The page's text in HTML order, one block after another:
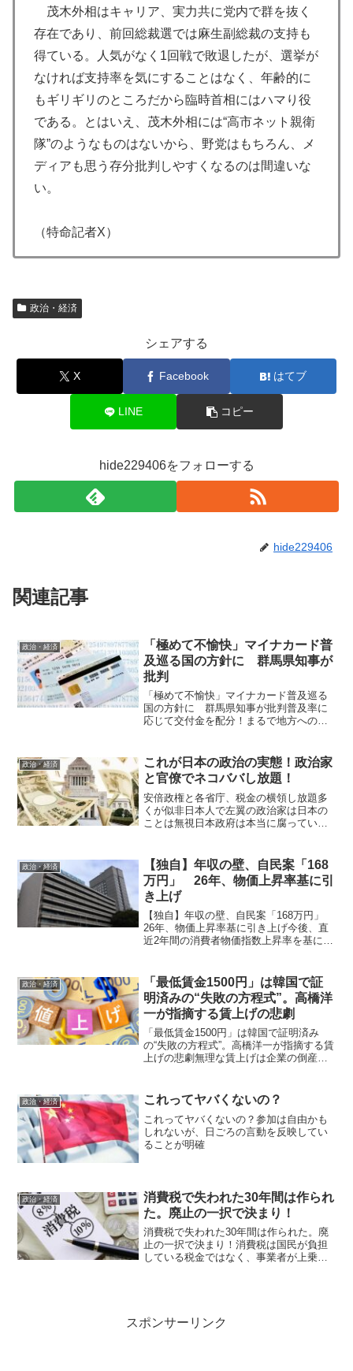
茂木外相はキャリア、実力共に党内で群を抜く
存在であり、前回総裁選では麻生副総裁の支持も
得ている。人気がなく1回戦で敗退したが、選挙が
なければ支持率を気にすることはなく、年齢的に
もギリギリのところだから臨時首相にはハマり役
である。とはいえ、茂木外相には“高市ネット親衛
隊”のようなものはないから、野党はもちろん、メ
ディアも思う存分批判しやすくなるのは間違いな
い。
（特命記者X）
政治・経済
シェアする
X Facebook はてブ
LINE コピー
hide229406をフォローする
hide229406
関連記事
政治・経済
「極めて不愉快」マイナカード普
及巡る国の方針に 群馬県知事が
批判
「極めて不愉快」マイナカード普及巡る
国の方針に 群馬県知事が批判普及率に
応じて交付金を配分！まるで地方への恫
に応じて交付金の配分を検討していると
の一部報道について、群馬...
政治・経済
これが日本の政治の実態！政治家
と官僚でネコババし放題！
安倍政権と各省庁、税金の横領し放題多
くが似非日本人で左翼の政治家は日本の
ことは無視日本政府は本当に腐っていま
守るのではなく自分たちの富と権力を守
るために税金を横領しまく...
政治・経済
【独自】年収の壁、自民案「168
万円」 26年、物価上昇率基に引
き上げ
【独自】年収の壁、自民案「168万円」
26年、物価上昇率基に引き上げ今後、直
近2年間の消費者物価指数上昇率を基に2
討している見直し案が11日、判明した。
壁を構成する...
政治・経済
「最低賃金1500円」は韓国で証
明済みの“失敗の方程式”。高橋洋
一が指摘する賃上げの悲劇
「最低賃金1500円」は韓国で証明済み
の“失敗の方程式”。高橋洋一が指摘する賃
上げの悲劇無理な賃上げは企業の倒産を
だと感じるでしょう。しかし、経済の現
実を無視した無理な...
政治・経済 これってヤバくないの？
これってヤバくないの？参加は自由かも
しれないが、日ごろの言動を反映してい
ることが明確
政治・経済
消費税で失われた30年間は作られ
た。廃止の一択で決まり！
消費税で失われた30年間は作られた。廃
止の一択で決まり！消費税は国民が負担
している税金ではなく、事業者が上乗せ
スポンサーリンク